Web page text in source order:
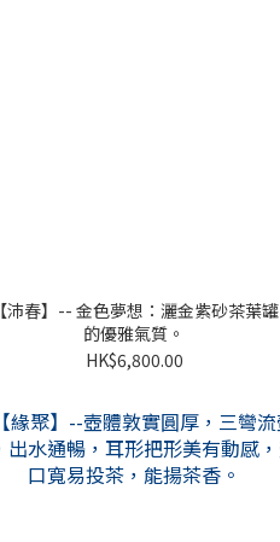
【沛春】-- 金色夢想：灑金紫砂茶葉罐
的優雅氣質。
HK$6,800.00